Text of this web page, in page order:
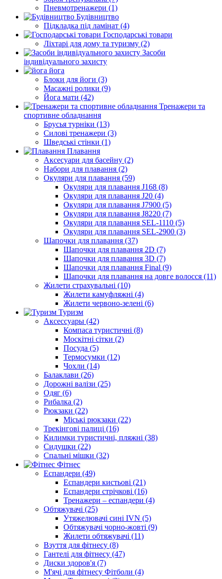
Пневмотренажери (1)
Будівництво
Підкладка під ламінат (4)
Господарські товари
Ліхтарі для дому та туризму (2)
Засоби
індивідуального захисту
йога
Блоки для йоги (3)
Масажні ролики (9)
Йога мати (42)
Тренажери та
спортивне обладнання
Брусья турніки (13)
Силові тренажери (3)
Шведські стінки (1)
Плавання
Аксесуари для басейну (2)
Набори для плавання (2)
Окуляри для плавання (59)
Окуляри для плавання J168 (8)
Окуляри для плавання J20 (4)
Окуляри для плавання J7900 (5)
Окуляри для плавання J8220 (7)
Окуляри для плавання SEL-1110 (5)
Окуляри для плавання SEL-2900 (3)
Шапочки для плавання (37)
Шапочки для плавання 2D (7)
Шапочки для плавання 3D (7)
Шапочки для плавання Final (9)
Шапочки для плавання на довге волосся (11)
Жилети страхувальні (10)
Жилети камуфляжні (4)
Жилети червоно-зелені (6)
Туризм
Аксессуары (42)
Компаса туристичні (8)
Москітні сітки (2)
Посуда (5)
Термосумки (12)
Чохли (14)
Балаклави (26)
Дорожні валізи (25)
Одяг (6)
Рибалка (2)
Рюкзаки (22)
Міські рюкзаки (22)
Трекінгові палиці (16)
Килимки туристичні, пляжні (38)
Сидушки (22)
Спальні мішки (32)
Фітнес
Еспандери (49)
Еспандери кистьові (21)
Еспандери стрічкові (16)
Тренажери – еспандери (4)
Обтяжувачі (25)
Утяжелювачі сині IVN (5)
Обтяжувачі чорно-жовті (9)
Жилети обтяжувачі (11)
Взуття для фітнесу (8)
Гантелі для фітнесу (47)
Диски здоров'я (7)
М'ячі для фітнесу Фітболи (4)